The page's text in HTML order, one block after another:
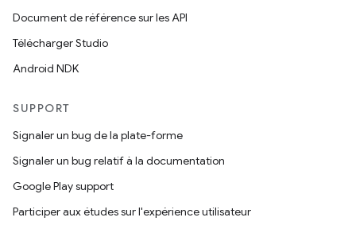
Document de référence sur les API
Télécharger Studio
Android NDK
SUPPORT
Signaler un bug de la plate-forme
Signaler un bug relatif à la documentation
Google Play support
Participer aux études sur l'expérience utilisateur